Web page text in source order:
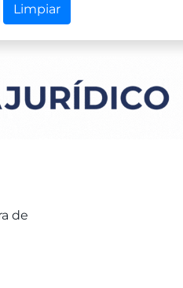
Limpiar
de